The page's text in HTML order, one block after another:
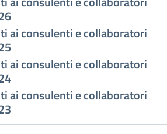
ai consulenti e collaboratori
ai consulenti e collaboratori
ai consulenti e collaboratori